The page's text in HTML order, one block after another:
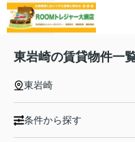
東岩崎の賃貸物件一
東岩崎
条件から探す